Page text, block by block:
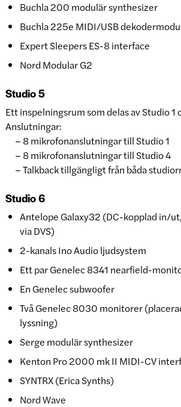
Buchla 200 modulär synthesizer
Buchla 225e MIDI/USB
Expert Sleepers ES-8 interface
Nord Modular G2
Studio 5
Ett inspelningsrum som delas av Studio 1
Anslutningar:
– 8 mikrofonanslutningar till Studio 1
– 8 mikrofonanslutningar till Studio 4
– Talkback tillgängligt från båda
Studio 6
Antelope Galaxy32 (DC-kopplad in/
via DVS)
2-kanals Ino Audio ljudsystem
Ett par Genelec 8341 nearfield-
En Genelec subwoofer
Två Genelec 8030 monitorer
lyssning)
Serge modulär synthesizer
Kenton Pro 2000 mk II MIDI-CV
SYNTRX (Erica Synths)
Nord Wave